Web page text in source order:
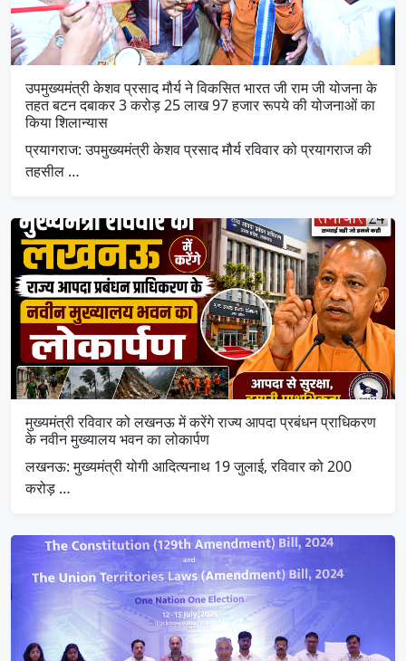
उपमुख्यमंत्री केशव प्रसाद मौर्य ने विकसित भारत जी राम जी योजना के
तहत बटन दबाकर 3 करोड़ 25 लाख 97 हजार रूपये की योजनाओं का
किया शिलान्यास
प्रयागराज: उपमुख्यमंत्री केशव प्रसाद मौर्य रविवार को प्रयागराज की
तहसील …
मुख्यमंत्री रविवार को लखनऊ में करेंगे राज्य आपदा प्रबंधन प्राधिकरण
के नवीन मुख्यालय भवन का लोकार्पण
लखनऊ: मुख्यमंत्री योगी आदित्यनाथ 19 जुलाई, रविवार को 200
करोड़ …